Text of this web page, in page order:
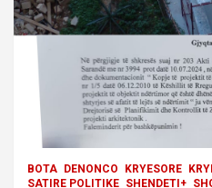
o
n
BOTA DENONCO KRYESORE
SATIRE POLITIKE SHENDETI+